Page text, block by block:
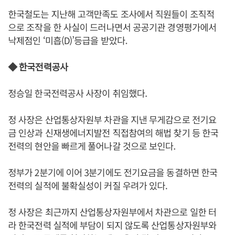
한국철도는 지난해 고객만족도 조사에서 직원들이 조직적
으로 조작을 한 사실이 드러나면서 공공기관 경영평가에서
낙제점인 ‘미흡(D)’등급을 받았다.
◆ 한국전력공사
정승일 한국전력공사 사장이 취임했다.
정 사장은 산업통상자원부 차관을 지낸 무게감으로 전기요
금 인상과 신재생에너지발전 직접참여의 해법 찾기 등 한국
전력의 현안을 빠르게 풀어나갈 것으로 보인다.
정부가 2분기에 이어 3분기에도 전기요금을 동결하면 한국
전력의 실적에 불확실성이 커질 우려가 있다.
정 사장은 최근까지 산업통상자원부에서 차관으로 일한 터
라 한국전력 실적에 부담이 되지 않도록 산업통상자원부와